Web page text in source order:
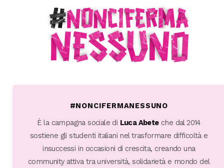
#NONCIFERMANESSUNO
È la campagna sociale di Luca Abeteche dal 2014
sostiene gli studenti italiani nel trasformare difficoltà e
insuccessi in occasioni di crescita, creando una
community attiva tra università, solidarietà e mondo del